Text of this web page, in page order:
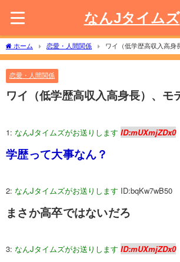
なんJタイムズ
ホーム 恋愛・人間関係 ワイ（低学歴高収入高身
恋愛・人間関係
ワイ（低学歴高収入高身長）、モ
1: なんJタイムズがお送りします ID:mUXmjZDx0
学歴って大事なん？
2: なんJタイムズがお送りします ID:bqKw7wB50
まさか高卒ではないだろ
3: なんJタイムズがお送りします ID:mUXmjZDx0